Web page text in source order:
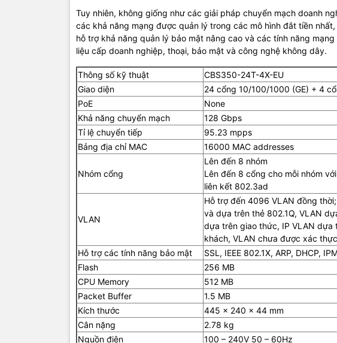
Tuy nhiên, không giống như các giải pháp chuyển mạch doanh
các khả năng mạng được quản lý trong các mô hình đắt tiền
hỗ trợ khả năng quản lý bảo mật nâng cao và các tính năng
liệu cấp doanh nghiệp, thoại, bảo mật và công nghệ không dây.
Thông số kỹ thuật
CBS350-24T-4X-EU
Giao diện
24 cổng 10/100/1000 (GE) + 4
PoE
None
Khả năng chuyển mạch
128 Gbps
Tỉ lệ chuyển tiếp
95.23 mpps
Bảng địa chỉ MAC
16000 MAC addresses
Nhóm cổng
Lên đến 8 nhóm
Lên đến 8 cổng cho mỗi nhóm
liên kết 802.3ad
VLAN
Hỗ trợ đến 4096 VLAN đồng
và dựa trên thẻ 802.1Q, VLAN
dựa trên giao thức, IP VLAN dựa
khách, VLAN chưa được xác thực
Hỗ trợ các tính năng bảo mật
SSL, IEEE 802.1X, ARP, DHCP,
Flash
256 MB
CPU Memory
512 MB
Packet Buffer
1.5 MB
Kích thước
445 x 240 x 44 mm
Cân nặng
2.78 kg
Nguồn điện
100 – 240V 50 – 60Hz
Nguồn điện
Nhiệt độ hoạt động
Độ ẩm hoạt động
TIC.VN
chuyên cung cấp đa dạng
mạng,Camera giám sát,
tivi, tủ lạnh, máy giặt, máy
mang đếnsản phẩm chính
của doanh nghiệp cũng như